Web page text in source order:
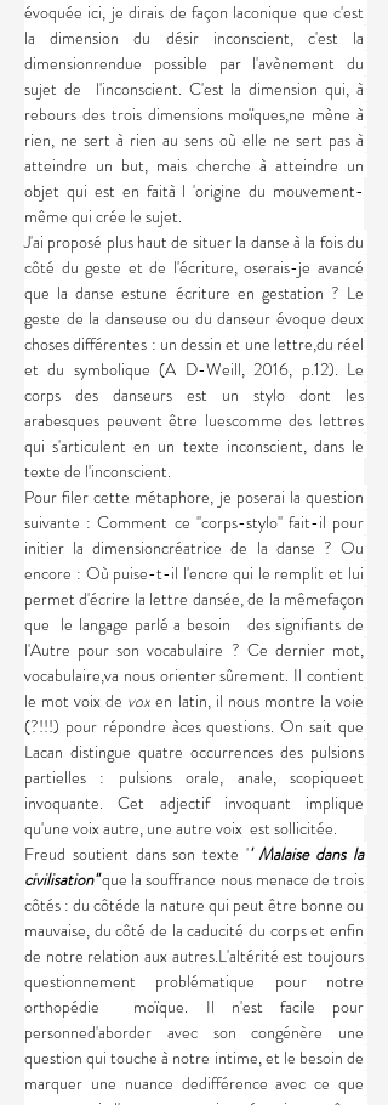
évoquée ici, je dirais de façon laconique que c'est
la dimension du désir inconscient, c'est la
dimensionrendue possible par l'avènement du
sujet de  l'inconscient. C'est la dimension qui, à
rebours des trois dimensions moïques,ne mène à
rien, ne sert à rien au sens où elle ne sert pas à
atteindre un but, mais cherche à atteindre un
objet qui est en faità l 'origine du mouvement-
même qui crée le sujet.
J'ai proposé plus haut de situer la danse à la fois du
côté du geste et de l'écriture, oserais-je avancé
que la danse estune écriture en gestation ? Le
geste de la danseuse ou du danseur évoque deux
choses différentes : un dessin et une lettre,du réel
et du symbolique (A D-Weill, 2016, p.12). Le
corps des danseurs est un stylo dont les
arabesques peuvent être luescomme des lettres
qui s'articulent en un texte inconscient, dans le
texte de l'inconscient.
Pour filer cette métaphore, je poserai la question
suivante : Comment ce ''corps-stylo'' fait-il pour
initier la dimensioncréatrice de la danse ? Ou
encore : Où puise-t-il l'encre qui le remplit et lui
permet d'écrire la lettre dansée, de la mêmefaçon
que  le langage parlé a besoin   des signifiants de
l'Autre pour son vocabulaire ? Ce dernier mot,
vocabulaire,va nous orienter sûrement. Il contient
le mot voix de vox en latin, il nous montre la voie
(?!!!) pour répondre àces questions. On sait que
Lacan distingue quatre occurrences des pulsions
partielles : pulsions orale, anale, scopiqueet
invoquante. Cet adjectif invoquant implique
qu'une voix autre, une autre voix  est sollicitée.
Freud soutient dans son texte '' Malaise dans la
civilisation'' que la souffrance nous menace de trois
côtés : du côtéde la nature qui peut être bonne ou
mauvaise, du côté de la caducité du corps et enfin
de notre relation aux autres.L'altérité est toujours
questionnement problématique pour notre
orthopédie  moïque. Il n'est facile pour
personned'aborder avec son congénère une
question qui touche à notre intime, et le besoin de
marquer une nuance dedifférence avec ce que